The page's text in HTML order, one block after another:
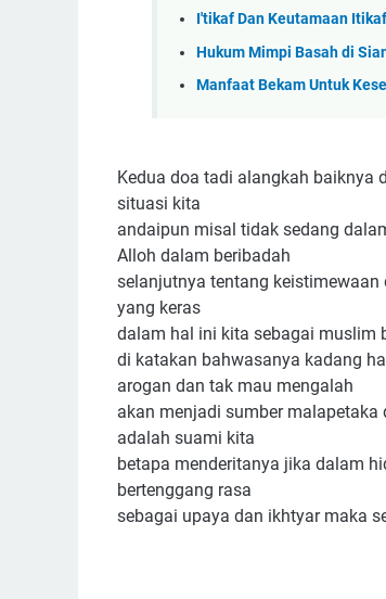
I'tikaf Dan Keutamaan
Hukum Mimpi Basah di
Manfaat Bekam Untuk
Kedua doa tadi alangkah baiknya
situasi kita
andaipun misal tidak sedang
Alloh dalam beribadah
selanjutnya tentang
yang keras
dalam hal ini kita sebagai muslim
di katakan bahwasanya kadang
arogan dan tak mau mengalah
akan menjadi sumber
adalah suami kita
betapa menderitanya jika dalam
bertenggang rasa
sebagai upaya dan ikhtyar maka